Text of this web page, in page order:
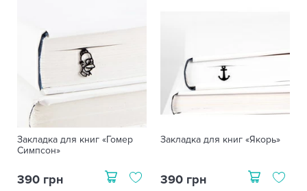
Закладка для книг «Гомер
Симпсон»
390 грн
Закладка для книг «Якорь»
390 грн